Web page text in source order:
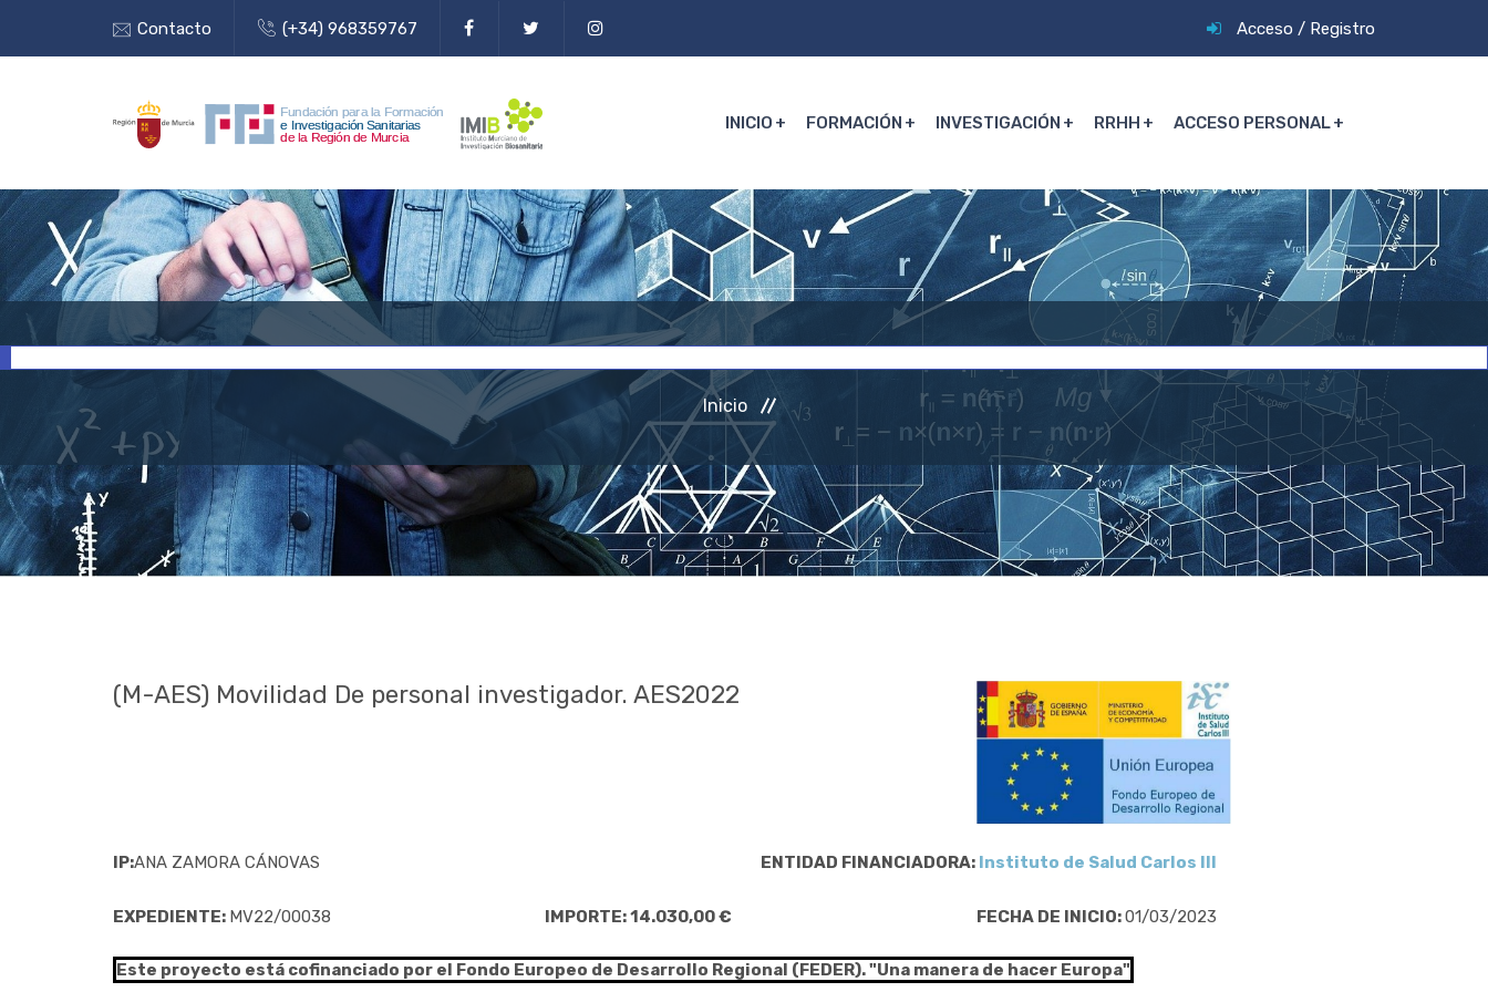
Contacto (+34) 968359767 Acceso / Registro
INICIO FORMACIÓN INVESTIGACIÓN RRHH ACCESO PERSONAL
Inicio
(M-AES) Movilidad De personal investigador. AES2022
IP:ANA ZAMORA CÁNOVAS ENTIDAD FINANCIADORA: Instituto de Salud Carlos III
EXPEDIENTE: MV22/00038 IMPORTE: 14.030,00 € FECHA DE INICIO:01/03/2023
Este proyecto está cofinanciado por el Fondo Europeo de Desarrollo Regional (FEDER). "Una manera de hacer Europa"